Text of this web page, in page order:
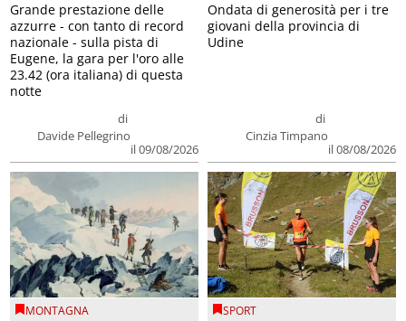
di
Davide Pellegrino
il 09/08/2026
Grande prestazione delle
azzurre - con tanto di record
nazionale - sulla pista di
Eugene, la gara per l'oro alle
23.42 (ora italiana) di questa
notte
di
Cinzia Timpano
il 08/08/2026
Ondata di generosità per i tre
giovani della provincia di
Udine
MONTAGNA SPORT